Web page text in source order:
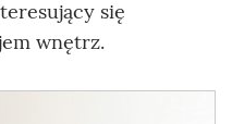
się
wnętrz.